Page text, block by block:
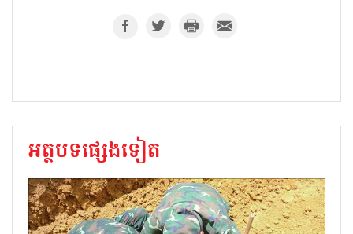
អត្ថបទផ្សេងទៀត